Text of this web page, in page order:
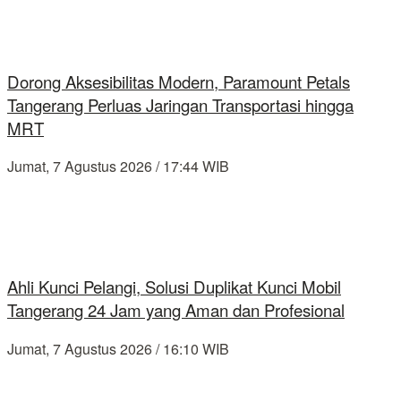
Dorong Aksesibilitas Modern, Paramount Petals
Tangerang Perluas Jaringan Transportasi hingga
MRT
Jumat, 7 Agustus 2026 / 17:44 WIB
Ahli Kunci Pelangi, Solusi Duplikat Kunci Mobil
Tangerang 24 Jam yang Aman dan Profesional
Jumat, 7 Agustus 2026 / 16:10 WIB